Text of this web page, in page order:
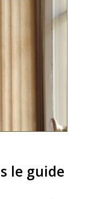
le guide